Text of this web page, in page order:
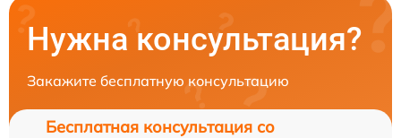
Нужна консультация?
Закажите бесплатную консультацию
Бесплатная консультация со